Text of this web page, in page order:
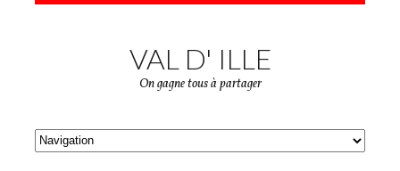
VAL D' ILLE
On gagne tous à partager